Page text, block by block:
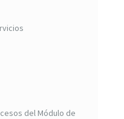
del Módulo de